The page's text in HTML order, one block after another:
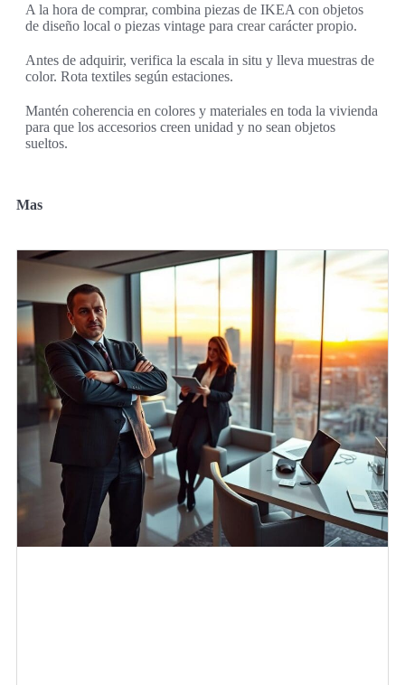
A la hora de comprar, combina piezas de IKEA con objetos
de diseño local o piezas vintage para crear carácter propio.
Antes de adquirir, verifica la escala in situ y lleva muestras de
color. Rota textiles según estaciones.
Mantén coherencia en colores y materiales en toda la vivienda
para que los accesorios creen unidad y no sean objetos
sueltos.
Mas